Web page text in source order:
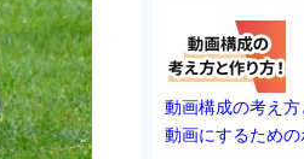
動画構成の考え方
動画にするための